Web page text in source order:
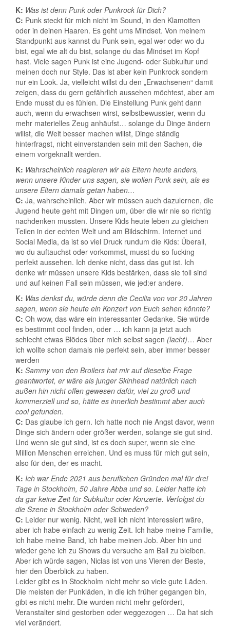
K: Was ist denn Punk oder Punkrock für Dich?
C: Punk steckt für mich nicht im Sound, in den Klamotten
oder in deinen Haaren. Es geht ums Mindset. Von meinem
Standpunkt aus kannst du Punk sein, egal wer oder wo du
bist, egal wie alt du bist, solange du das Mindset im Kopf
hast. Viele sagen Punk ist eine Jugend- oder Subkultur und
meinen doch nur Style. Das ist aber kein Punkrock sondern
nur ein Look. Ja, vielleicht willst du den „Erwachsenen“ damit
zeigen, dass du gern gefährlich aussehen möchtest, aber am
Ende musst du es fühlen. Die Einstellung Punk geht dann
auch, wenn du erwachsen wirst, selbstbewusster, wenn du
mehr materielles Zeug anhäufst… solange du Dinge ändern
willst, die Welt besser machen willst, Dinge ständig
hinterfragst, nicht einverstanden sein mit den Sachen, die
einem vorgeknallt werden.
K: Wahrscheinlich reagieren wir als Eltern heute anders,
wenn unsere Kinder uns sagen, sie wollen Punk sein, als es
unsere Eltern damals getan haben…
C: Ja, wahrscheinlich. Aber wir müssen auch dazulernen, die
Jugend heute geht mit Dingen um, über die wir nie so richtig
nachdenken mussten. Unsere Kids heute leben zu gleichen
Teilen in der echten Welt und am Bildschirm. Internet und
Social Media, da ist so viel Druck rundum die Kids: Überall,
wo du auftauchst oder vorkommst, musst du so fucking
perfekt aussehen. Ich denke nicht, dass das gut ist. Ich
denke wir müssen unsere Kids bestärken, dass sie toll sind
und auf keinen Fall sein müssen, wie jed:er andere.
K: Was denkst du, würde denn die Cecilia von vor 20 Jahren
sagen, wenn sie heute ein Konzert von Euch sehen könnte?
C: Oh wow, das wäre ein interessanter Gedanke. Sie würde
es bestimmt cool finden, oder … ich kann ja jetzt auch
schlecht etwas Blödes über mich selbst sagen (lacht)… Aber
ich wollte schon damals nie perfekt sein, aber immer besser
werden
K: Sammy von den Broilers hat mir auf dieselbe Frage
geantwortet, er wäre als junger Skinhead natürlich nach
außen hin nicht offen gewesen dafür, viel zu groß und
kommerziell und so, hätte es innerlich bestimmt aber auch
cool gefunden.
C: Das glaube ich gern. Ich hatte noch nie Angst davor, wenn
Dinge sich ändern oder größer werden, solange sie gut sind.
Und wenn sie gut sind, ist es doch super, wenn sie eine
Million Menschen erreichen. Und es muss für mich gut sein,
also für den, der es macht.
K: Ich war Ende 2021 aus beruflichen Gründen mal für drei
Tage in Stockholm, 50 Jahre Abba und so. Leider hatte ich
da gar keine Zeit für Subkultur oder Konzerte. Verfolgst du
die Szene in Stockholm oder Schweden?
C: Leider nur wenig. Nicht, weil ich nicht interessiert wäre,
aber ich habe einfach zu wenig Zeit. Ich habe meine Familie,
ich habe meine Band, ich habe meinen Job. Aber hin und
wieder gehe ich zu Shows du versuche am Ball zu bleiben.
Aber ich würde sagen, Niclas ist von uns Vieren der Beste,
hier den Überblick zu haben.
Leider gibt es in Stockholm nicht mehr so viele gute Läden.
Die meisten der Punkläden, in die ich früher gegangen bin,
gibt es nicht mehr. Die wurden nicht mehr gefördert,
Veranstalter sind gestorben oder weggezogen … Da hat sich
viel verändert.